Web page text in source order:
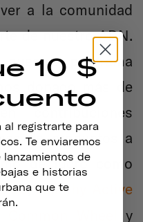
a la comunidad
de nuestro ADN.
programa
donado más de
contribuciones
de productos a
de lucro como
,Healthy Active
y
10 $
al registrarte para
Te enviaremos
de
e historias
que te